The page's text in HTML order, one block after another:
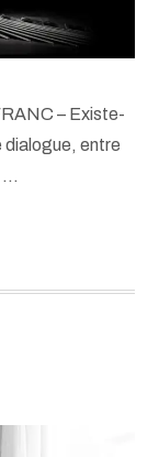
– Existe-
dialogue, entre
…